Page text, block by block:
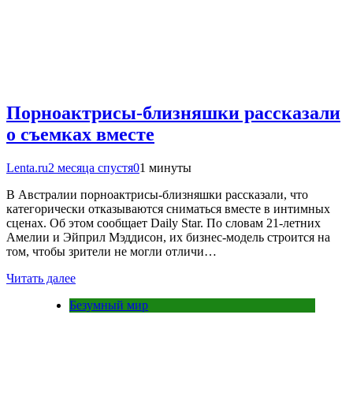
Порноактрисы-близняшки рассказали
о съемках вместе
Lenta.ru2 месяца спустя01 минуты
В Австралии порноактрисы-близняшки рассказали, что
категорически отказываются сниматься вместе в интимных
сценах. Об этом сообщает Daily Star. По словам 21-летних
Амелии и Эйприл Мэддисон, их бизнес-модель строится на
том, чтобы зрители не могли отличи…
Читать далее
Безумный мир